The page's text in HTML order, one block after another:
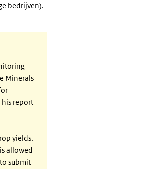
bedrijven).
Minerals
report
yields.
allowed
submit